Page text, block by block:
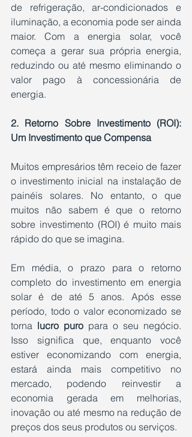
de refrigeração, ar-condicionados e
iluminação, a economia pode ser ainda
maior. Com a energia solar, você
começa a gerar sua própria energia,
reduzindo ou até mesmo eliminando o
valor pago à concessionária de
energia.
2. Retorno Sobre Investimento (ROI):
Um Investimento que Compensa
Muitos empresários têm receio de fazer
o investimento inicial na instalação de
painéis solares. No entanto, o que
muitos não sabem é que o retorno
sobre investimento (ROI) é muito mais
rápido do que se imagina.
Em média, o prazo para o retorno
completo do investimento em energia
solar é de até 5 anos. Após esse
período, todo o valor economizado se
torna lucro puro para o seu negócio.
Isso significa que, enquanto você
estiver economizando com energia,
estará ainda mais competitivo no
mercado, podendo reinvestir a
economia gerada em melhorias,
inovação ou até mesmo na redução de
preços dos seus produtos ou serviços.